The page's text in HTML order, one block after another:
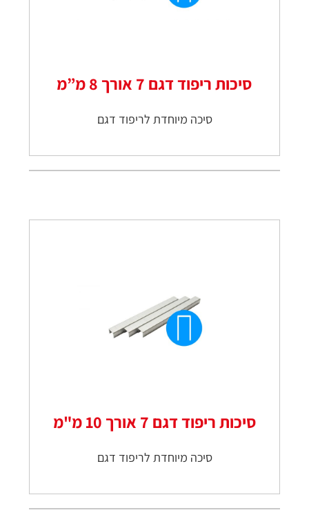
סיכות ריפוד דגם 7 אורך 8 מ”מ
סיכה מיוחדת לריפוד דגם
סיכות ריפוד דגם 7 אורך 10 מ"מ
סיכה מיוחדת לריפוד דגם